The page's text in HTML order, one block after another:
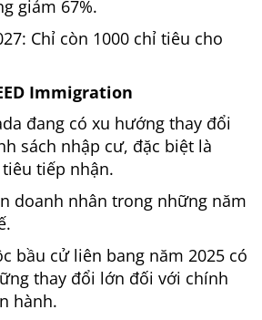
giảm 67%.
Chỉ còn 1000 chỉ tiêu cho
Immigration
đang có xu hướng thay đổi
sách nhập cư, đặc biệt là
tiếp nhận.
doanh nhân trong những năm
bầu cử liên bang năm 2025 có
thay đổi lớn đối với chính
hành.